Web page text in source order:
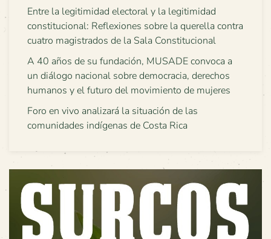
Entre la legitimidad electoral y la legitimidad
constitucional: Reflexiones sobre la querella contra
cuatro magistrados de la Sala Constitucional
A 40 años de su fundación, MUSADE convoca a
un diálogo nacional sobre democracia, derechos
humanos y el futuro del movimiento de mujeres
Foro en vivo analizará la situación de las
comunidades indígenas de Costa Rica